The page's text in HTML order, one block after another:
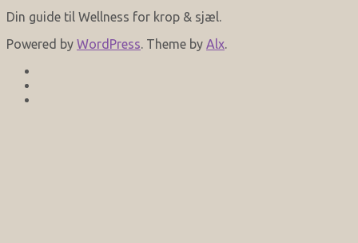
Din guide til Wellness for krop & sjæl.
Powered by WordPress. Theme by Alx.